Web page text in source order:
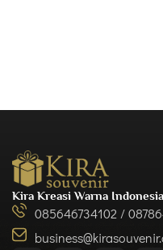
Kira Kreasi Warna Indonesia
085646734102 /